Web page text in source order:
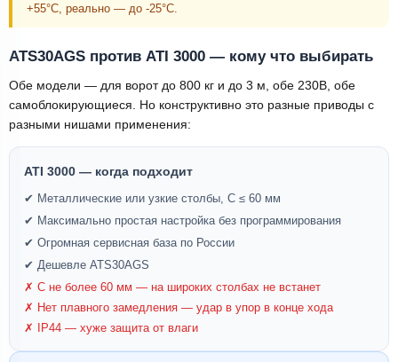
+55°C, реально — до -25°C.
ATS30AGS против ATI 3000 — кому что выбирать
Обе модели — для ворот до 800 кг и до 3 м, обе 230В, обе
самоблокирующиеся. Но конструктивно это разные приводы с
разными нишами применения:
ATI 3000 — когда подходит
✔ Металлические или узкие столбы, С ≤ 60 мм
✔ Максимально простая настройка без программирования
✔ Огромная сервисная база по России
✔ Дешевле ATS30AGS
✗ С не более 60 мм — на широких столбах не встанет
✗ Нет плавного замедления — удар в упор в конце хода
✗ IP44 — хуже защита от влаги